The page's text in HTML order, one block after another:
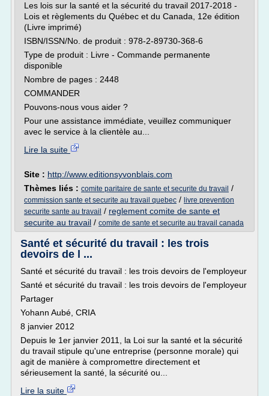
Les lois sur la santé et la sécurité du travail 2017-2018 -
Lois et règlements du Québec et du Canada, 12e édition
(Livre imprimé)
ISBN/ISSN/No. de produit : 978-2-89730-368-6
Type de produit : Livre - Commande permanente
disponible
Nombre de pages : 2448
COMMANDER
Pouvons-nous vous aider ?
Pour une assistance immédiate, veuillez communiquer
avec le service à la clientèle au...
Lire la suite
Site : http://www.editionsyvonblais.com
Thèmes liés : comite paritaire de sante et securite du travail /
commission sante et securite au travail quebec / livre prevention
securite sante au travail / reglement comite de sante et
securite au travail / comite de sante et securite au travail canada
Santé et sécurité du travail : les trois
devoirs de l ...
Santé et sécurité du travail : les trois devoirs de l'employeur
Santé et sécurité du travail : les trois devoirs de l'employeur
Partager
Yohann Aubé, CRIA
8 janvier 2012
Depuis le 1er janvier 2011, la Loi sur la santé et la sécurité
du travail stipule qu'une entreprise (personne morale) qui
agit de manière à compromettre directement et
sérieusement la santé, la sécurité ou...
Lire la suite